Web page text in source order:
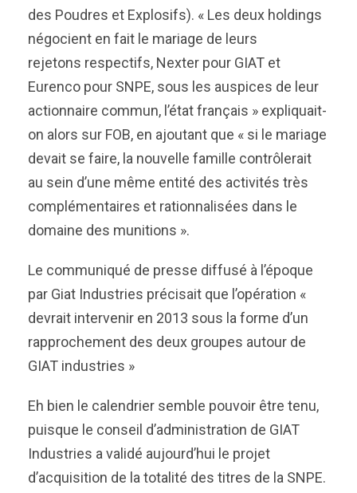
des Poudres et Explosifs). « Les deux holdings
négocient en fait le mariage de leurs
rejetons respectifs, Nexter pour GIAT et
Eurenco pour SNPE, sous les auspices de leur
actionnaire commun, l’état français » expliquait-
on alors sur FOB, en ajoutant que « si le mariage
devait se faire, la nouvelle famille contrôlerait
au sein d’une même entité des activités très
complémentaires et rationnalisées dans le
domaine des munitions ».
Le communiqué de presse diffusé à l’époque
par Giat Industries précisait que l’opération «
devrait intervenir en 2013 sous la forme d’un
rapprochement des deux groupes autour de
GIAT industries »
Eh bien le calendrier semble pouvoir être tenu,
puisque le conseil d’administration de GIAT
Industries a validé aujourd’hui le projet
d’acquisition de la totalité des titres de la SNPE.